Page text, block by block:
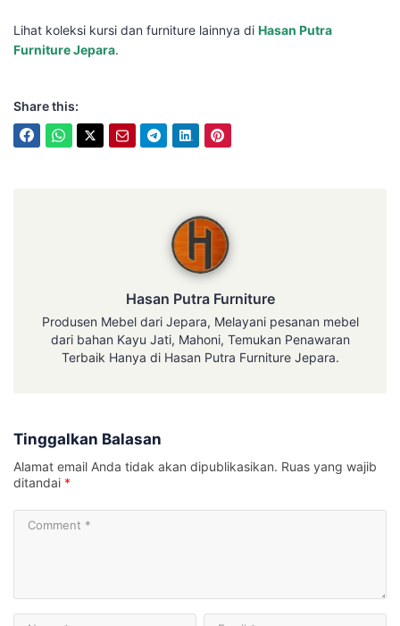
Lihat koleksi kursi dan furniture lainnya di Hasan Putra
Furniture Jepara.
Share this:
Hasan Putra Furniture
Produsen Mebel dari Jepara, Melayani pesanan mebel
dari bahan Kayu Jati, Mahoni, Temukan Penawaran
Terbaik Hanya di Hasan Putra Furniture Jepara.
Tinggalkan Balasan
Alamat email Anda tidak akan dipublikasikan. Ruas yang wajib
ditandai *